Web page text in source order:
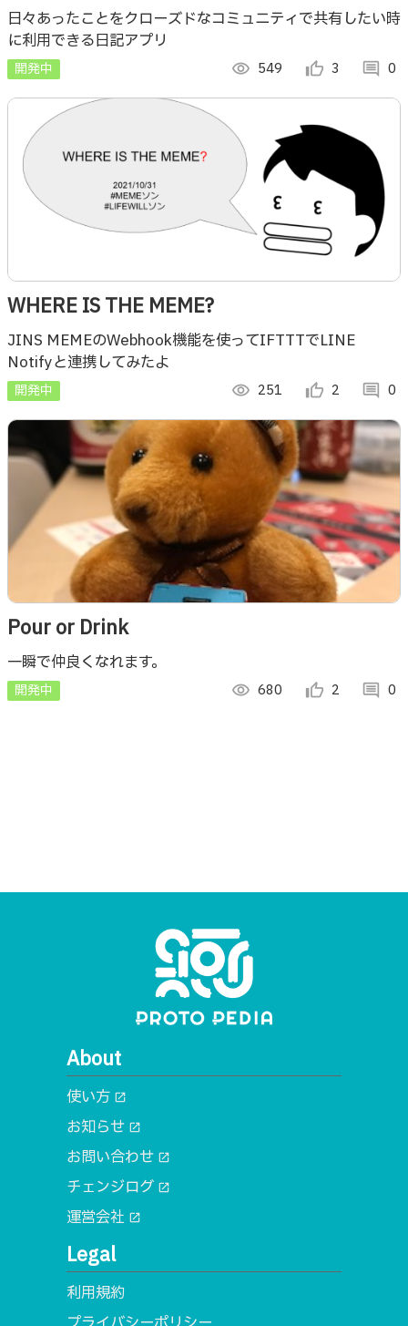
日々あったことをクローズドなコミュニティで共有したい時
に利用できる日記アプリ
開発中 visibility 549 thumb_up_alt 3 comment 0
WHERE IS THE MEME?
JINS MEMEのWebhook機能を使ってIFTTTでLINE
Notifyと連携してみたよ
開発中 visibility 251 thumb_up_alt 2 comment 0
Pour or Drink
一瞬で仲良くなれます。
開発中 visibility 680 thumb_up_alt 2 comment 0
About
使い方 open_in_new
お知らせ open_in_new
お問い合わせ open_in_new
チェンジログ open_in_new
運営会社 open_in_new
Legal
利用規約